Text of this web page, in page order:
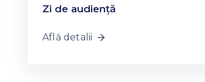
Zi de audiență
Află detalii